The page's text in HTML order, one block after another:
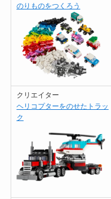
のりものをつくろう
クリエイター
ヘリコプターをのせたトラッ
ク